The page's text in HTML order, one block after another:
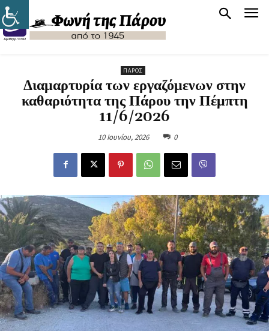
ΠΆΡΟΣ
Διαμαρτυρία των εργαζόμενων στην
καθαριότητα της Πάρου την Πέμπτη
11/6/2026
10 Ιουνίου, 2026 0